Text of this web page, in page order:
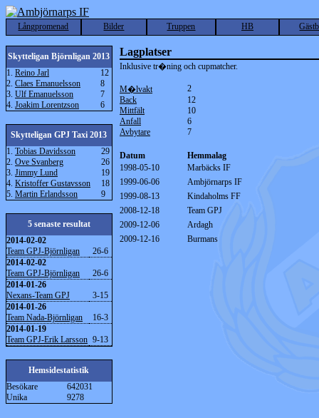
Långpromenad Bilder Truppen HB
Skytteligan Björnligan 2013
1. Reino Jarl
12
2. Claes Emanuelsson
8
3. Ulf Emanuelsson
7
4. Joakim Lorentzson 6
Skytteligan GPJ Taxi 2013
1. Tobias Davidsson
29
2. Ove Svanberg
26
3. Jimmy Lund
19
4. Kristoffer Gustavsson
18
5. Martin Erlandsson 9
5 senaste resultat
2014-02-02
Team GPJ-Björnligan
26-6
2014-02-02
Team GPJ-Björnligan
26-6
2014-01-26
Nexans-Team GPJ
3-15
2014-01-26
Team Nada-Björnligan
16-3
2014-01-19
Team GPJ-Erik Larsson 9-13
Hemsidestatistik
Besökare
642031
Unika
9278
Lagplatser
Inklusive tr�ning och cupmatcher.
M�lvakt
2
Back
12
Mittfält
10
Anfall
6
Avbytare
7
Datum
Hemmalag
1998-05-10
Marbäcks IF
1999-06-06
Ambjörnarps IF
1999-08-13
Kindaholms FF
2008-12-18
Team GPJ
2009-12-06
Ardagh
2009-12-16
Burmans